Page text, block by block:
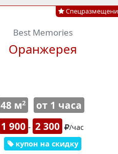
Best Memories
Оранжерея
48 м2
от 1 часа
1 900 - 2 300
/час
купон на скидку